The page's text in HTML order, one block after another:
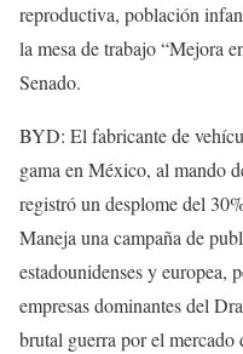
reproductiva, población
la mesa de trabajo “Mejora
Senado.
BYD: El fabricante de
gama en México, al mando
registró un desplome del
Maneja una campaña de
estadounidenses y europea,
empresas dominantes del
brutal guerra por el